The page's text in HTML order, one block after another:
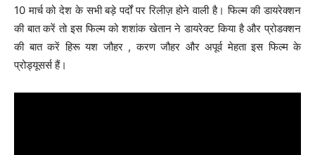
10 मार्च को देश के सभी बड़े पर्दों पर रिलीज़ होने वाली है। फिल्म की डायरेक्शन
की बात करें तो इस फिल्म को शशांक खेतान ने डायरेक्ट किया है और प्रोडक्शन
की बात करें हिरू यश जौहर , करण जौहर और अपूर्व मेहता इस फिल्म के
प्रोड्यूसर्स हैं।